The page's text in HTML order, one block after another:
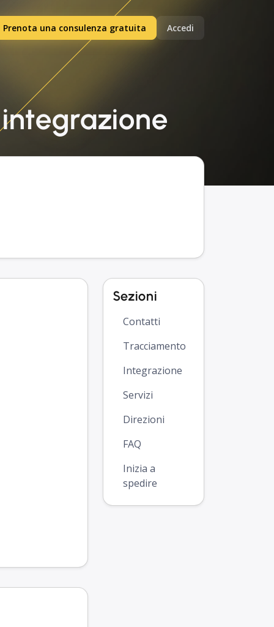
Prenota una consulenza gratuita Accedi
Sezioni
Contatti
Tracciamento
Integrazione
Servizi
Direzioni
FAQ
Inizia a
spedire